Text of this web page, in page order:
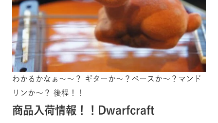
わかるかなぁ～～？ ギターか～？ベースか～？マンド
リンか～？ 後程！！
商品入荷情報！！Dwarfcraft